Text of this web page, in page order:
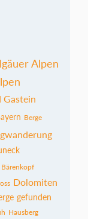
Alpen
Gastein
Berge
Bärenkopf
Dolomiten
gefunden
Hausberg